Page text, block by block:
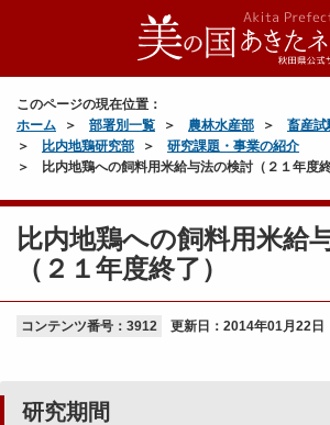
このページの現在位置：
ホーム
部署別一覧 農林水産部 畜産試
比内地鶏研究部
研究課題・事業の紹介
比内地鶏への飼料用米給与法の検討（２１年度終
比内地鶏への飼料用米給
（２１年度終了）
コンテンツ番号：3912 更新日： 2014年01月22日
研究期間